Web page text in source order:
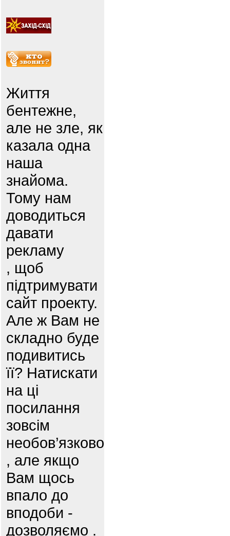
Життя
бентежне,
але не зле, як
казала одна
наша
знайома.
Тому нам
доводиться
давати
рекламу
, щоб
підтримувати
сайт проекту.
Але ж Вам не
складно буде
подивитись
її? Натискати
на ці
посилання
зовсім
необов’язково
, але якщо
Вам щось
впало до
вподоби -
дозволяємо .